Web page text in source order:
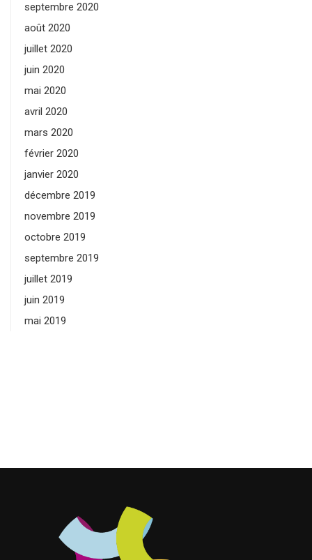
septembre 2020
août 2020
juillet 2020
juin 2020
mai 2020
avril 2020
mars 2020
février 2020
janvier 2020
décembre 2019
novembre 2019
octobre 2019
septembre 2019
juillet 2019
juin 2019
mai 2019